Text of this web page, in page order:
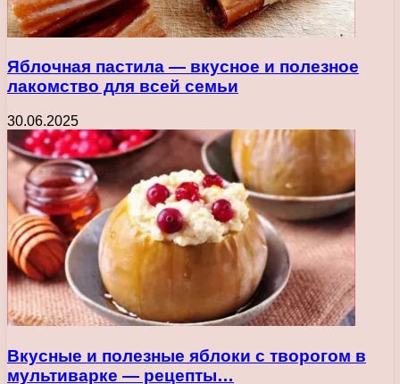
Яблочная пастила — вкусное и полезное
лакомство для всей семьи
30.06.2025
Вкусные и полезные яблоки с творогом в
мультиварке — рецепты…